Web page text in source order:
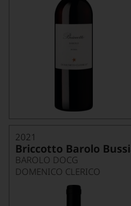
2021
Briccotto Barolo
BAROLO DOCG
DOMENICO CLERICO